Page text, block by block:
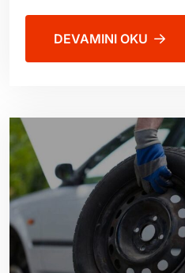
DEVAMINI OKU